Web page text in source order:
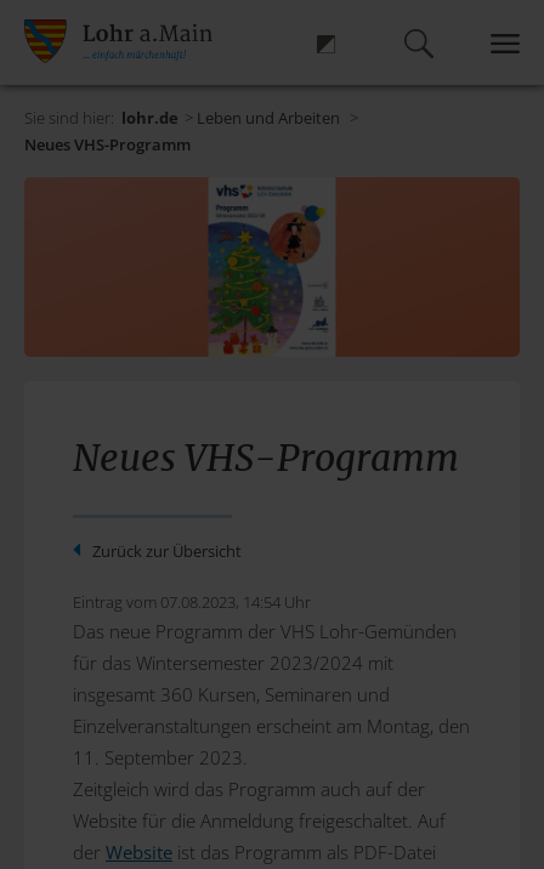
Sie sind hier: lohr.de > Leben und Arbeiten >
Neues VHS-Programm
Neues VHS-Programm
Zurück zur Übersicht
Eintrag vom 07.08.2023, 14:54 Uhr
Das neue Programm der VHS Lohr-Gemünden
für das Wintersemester 2023/2024 mit
insgesamt 360 Kursen, Seminaren und
Einzelveranstaltungen erscheint am Montag, den
11. September 2023.
Zeitgleich wird das Programm auch auf der
Website für die Anmeldung freigeschaltet. Auf
der Website ist das Programm als PDF-Datei